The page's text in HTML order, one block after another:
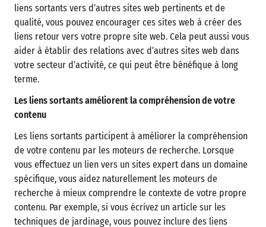
liens sortants vers d’autres sites web pertinents et de
qualité, vous pouvez encourager ces sites web à créer des
liens retour vers votre propre site web. Cela peut aussi vous
aider à établir des relations avec d’autres sites web dans
votre secteur d’activité, ce qui peut être bénéfique à long
terme.
Les liens sortants améliorent la compréhension de votre
contenu
Les liens sortants participent à améliorer la compréhension
de votre contenu par les moteurs de recherche. Lorsque
vous effectuez un lien vers un sites expert dans un domaine
spécifique, vous aidez naturellement les moteurs de
recherche à mieux comprendre le contexte de votre propre
contenu. Par exemple, si vous écrivez un article sur les
techniques de jardinage, vous pouvez inclure des liens